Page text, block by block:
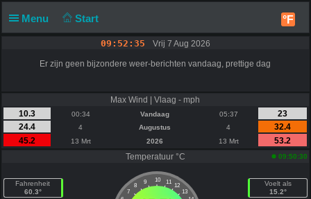
Menu Start °F
09:52:35 Vrij 7 Aug 2026
Er zijn geen bijzondere weer-berichten vandaag, prettige dag
Max Wind | Vlaag - mph
10.3
00:34 Vandaag 05:37
23
24.4
4 Augustus 4
32.4
45.2
13 Mrt 2026 13 Mrt
53.2
Temperatuur °C
09:50:30
Fahrenheit
60.3°
10
9 11
8
12
7
13
Voelt als
15.2°